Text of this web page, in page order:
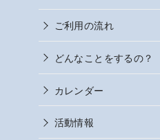
ご利用の流れ
どんなことをするの？
カレンダー
活動情報